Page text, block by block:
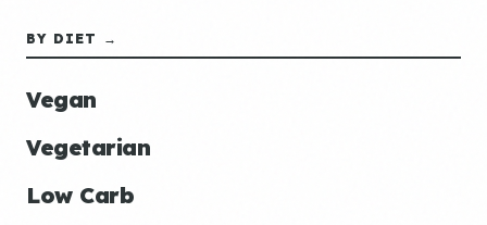
BY DIET →
Vegan
Vegetarian
Low Carb